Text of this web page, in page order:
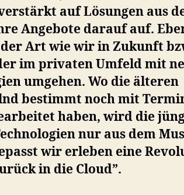
auf Lösungen aus
Angebote darauf auf.
Art wie wir in Zukunft
im privaten Umfeld mit
umgehen. Wo die älteren
bestimmt noch mit
haben, wird die
nur aus dem
wir erleben eine
in die Cloud”.